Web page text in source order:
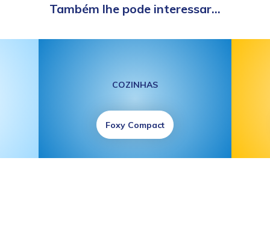
Também lhe pode interessar...
COZINHAS
Foxy Compact